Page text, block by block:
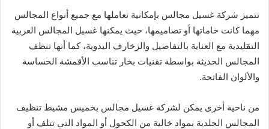
تتميز شركة غسيل مجالس بإمكانية تعاملها مع جميع أنواع المجالس
مهما كانت خاماتها أو تصاميمها، حيث يمكنها غسيل المجالس العربية
التقليدية مع العناية بالتفاصيل والزخارف اليدوية، كما أنها تنظف
المجالس الحديثة بواسطة تقنيات بخار تناسب الأقمشة الحساسة
والألوان الفاتحة.
من ناحية أخرى يمكن لشركة غسيل مجالس بخميس مشيط تنظيف
المجالس الجلدية بمواد خالية من الكحول أو المواد التي تتلف أو